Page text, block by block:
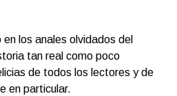
los anales olvidados del
tan real como poco
de todos los lectores y de
en particular.